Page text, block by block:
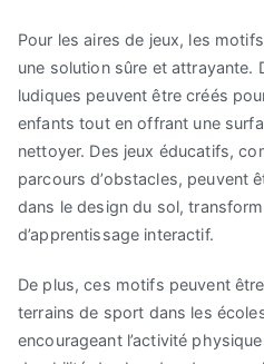
Pour les aires de jeux, les
une solution sûre et attrayante.
ludiques peuvent être créés
enfants tout en offrant une
nettoyer. Des jeux éducatifs,
parcours d’obstacles, peuvent
dans le design du sol,
d’apprentissage interactif.
De plus, ces motifs peuvent
terrains de sport dans les
encourageant l’activité